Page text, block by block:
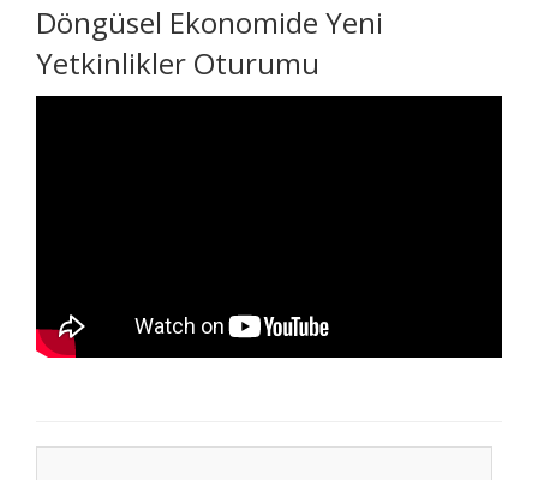
Döngüsel Ekonomide Yeni
Yetkinlikler Oturumu